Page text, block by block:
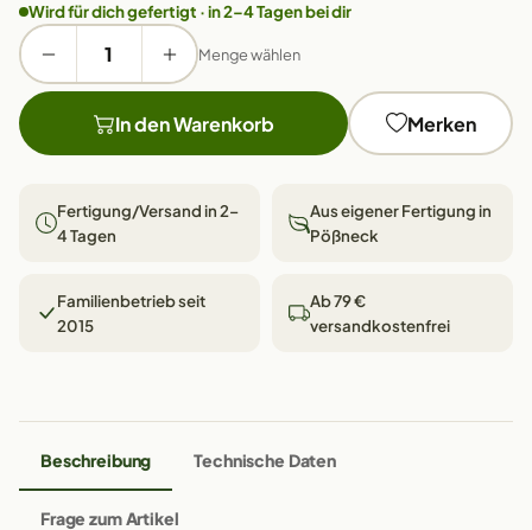
Wird für dich gefertigt · in 2–4 Tagen bei dir
Menge wählen
In den Warenkorb Merken
Fertigung/Versand in 2–
4 Tagen
Aus eigener Fertigung in
Pößneck
Familienbetrieb seit
2015
Ab 79 €
versandkostenfrei
Beschreibung Technische Daten
Frage zum Artikel